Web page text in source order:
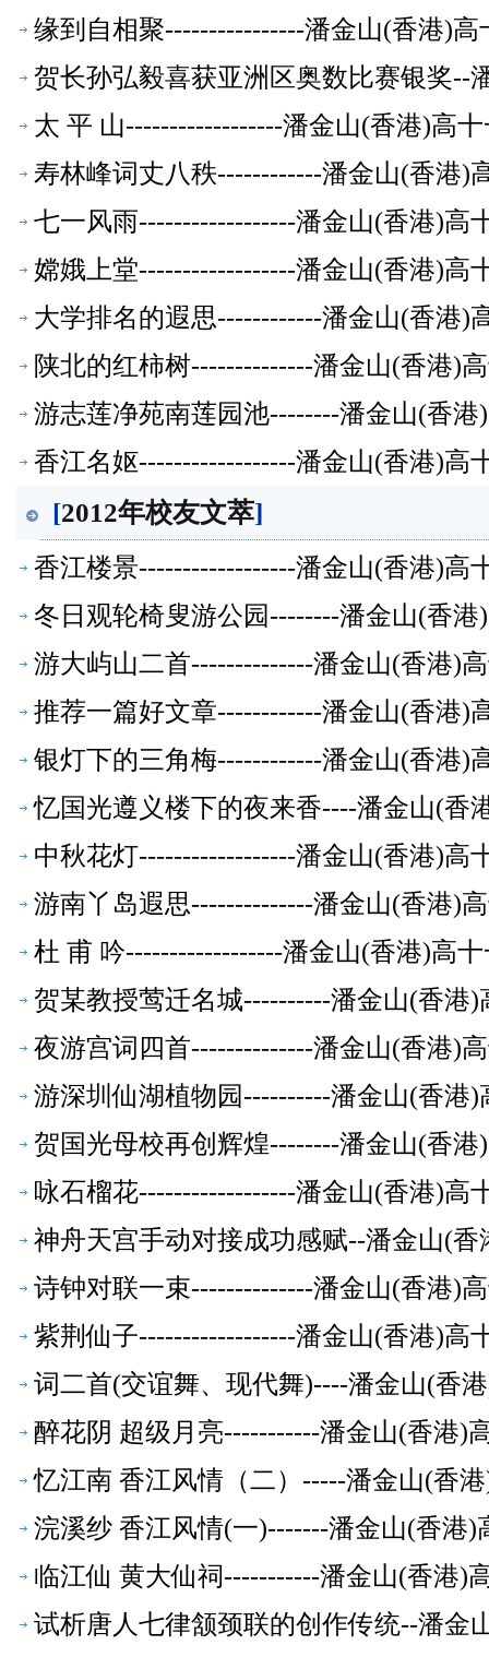
缘到自相聚----------------潘金山(香港)
贺长孙弘毅喜获亚洲区奥数比赛银奖--
太 平 山------------------潘金山(香港)高
寿林峰词丈八秩------------潘金山(香港)
七一风雨------------------潘金山(香港)高
嫦娥上堂------------------潘金山(香港)高
大学排名的遐思------------潘金山(香港)
陕北的红柿树--------------潘金山(香港)
游志莲净苑南莲园池--------潘金山(香
香江名妪------------------潘金山(香港)高
[2012年校友文萃]
香江楼景------------------潘金山(香港)高
冬日观轮椅叟游公园--------潘金山(香
游大屿山二首--------------潘金山(香港)
推荐一篇好文章------------潘金山(香港)
银灯下的三角梅------------潘金山(香港)
忆国光遵义楼下的夜来香----潘金山(香
中秋花灯------------------潘金山(香港)高
游南丫岛遐思--------------潘金山(香港)
杜 甫 吟------------------潘金山(香港)高
贺某教授莺迁名城----------潘金山(香港
夜游宫词四首--------------潘金山(香港)
游深圳仙湖植物园----------潘金山(香港
贺国光母校再创辉煌--------潘金山(香
咏石榴花------------------潘金山(香港)高
神舟天宫手动对接成功感赋--潘金山(
诗钟对联一束--------------潘金山(香港)
紫荆仙子------------------潘金山(香港)高
词二首(交谊舞、现代舞)----潘金山(香
醉花阴 超级月亮-----------潘金山(香港)
忆江南 香江风情（二）-----潘金山(香
浣溪纱 香江风情(一)-------潘金山(香港)
临江仙 黄大仙祠-----------潘金山(香港)
试析唐人七律颔颈联的创作传统--潘金